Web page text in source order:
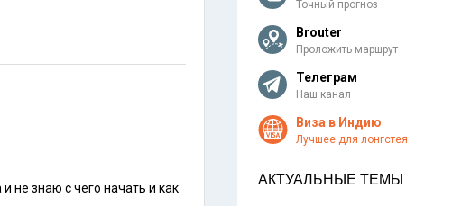
Точный прогноз
Brouter
Проложить маршрут
Телеграм
Наш канал
Виза в Индию
Лучшее для лонгстея
АКТУАЛЬНЫЕ ТЕМЫ